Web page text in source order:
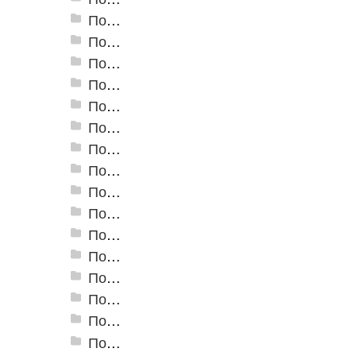
Пороги алюминиевые ПС-04 44,5x4,5 мм (открытый крепеж)
Пороги алюминиевые ПС-04-01 29x4,5 мм (открытый крепеж)
Пороги алюминиевые ПС-04-02 31x4,6 мм (скрытый крепеж)
Пороги алюминиевые ПС-04-03 35x4,6 мм (скрытый крепеж)
Пороги алюминиевые ПС-05 100x5 мм (открытый крепеж)
Пороги алюминиевые ПС-06 100x5 мм (скрытый крепеж)
Пороги алюминиевые ПС-07 60x5,9 мм (открытый крепеж)
Пороги алюминиевые ПС-07-1 60x4,5 мм (открытый крепеж)
Пороги алюминиевые ПС-18 80 мм
Пороги алюминиевые стыкоперекрывающие А-1. (25*2,8мм)
Пороги алюминиевые стыкоперекрывающие А-4. (60*5,8мм)
Пороги алюминиевые стыкоперекрывающие А-5. (39,5*3,7мм)
Пороги алюминиевые А-6 37х2,8 мм (открытый крепеж)
Пороги алюминиевые А-8 80х3,5 мм (открытый крепеж)
Пороги алюминиевые А-10 100х3,5 мм (открытый крепеж)
Пороги алюминиевые А-20 20х3,5 мм (открытый крепеж)